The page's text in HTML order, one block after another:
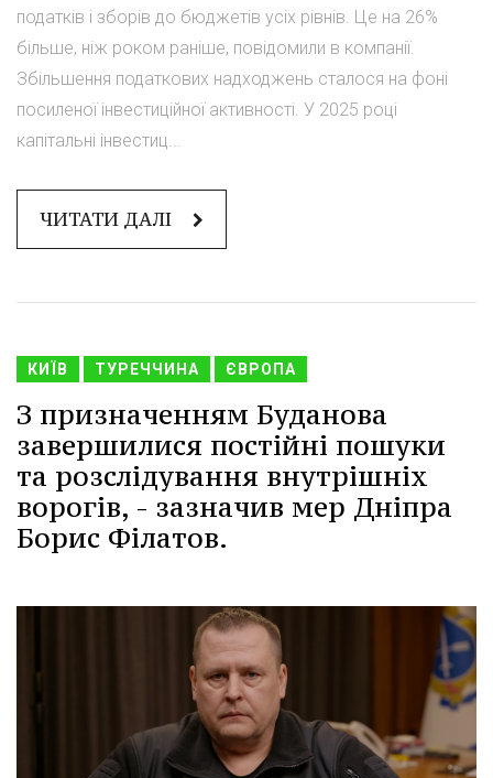
податків і зборів до бюджетів усіх рівнів. Це на 26%
більше, ніж роком раніше, повідомили в компанії.
Збільшення податкових надходжень сталося на фоні
посиленої інвестиційної активності. У 2025 році
капітальні інвестиц...
ЧИТАТИ ДАЛІ
КИЇВ ТУРЕЧЧИНА ЄВРОПА
З призначенням Буданова
завершилися постійні пошуки
та розслідування внутрішніх
ворогів, - зазначив мер Дніпра
Борис Філатов.